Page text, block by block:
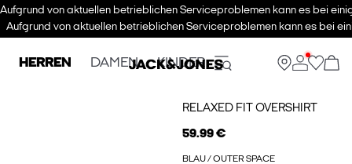
Aufgrund von aktuellen betrieblichen Serviceproblemen kann es bei
Aufgrund von aktuellen betrieblichen Serviceproblemen kann es bei
HERREN DAMEN KINDER
RELAXED FIT OVERSHIRT
59.99 €
BLAU / OUTER SPACE